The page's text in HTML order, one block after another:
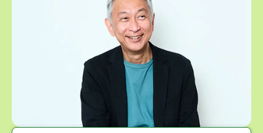
2012年：「CSR・環境委員会」設置
2019年：「5つの重点課題」策定
2010年：第3世代ATM導入
2021-2030年：社会課題解決と企業価値創造の両
2021年：「パーパス」策定
2021年：「サステナビリティ推進基本方針」策定、「サステナ
2024年：「新たな5つの重点課題」策定